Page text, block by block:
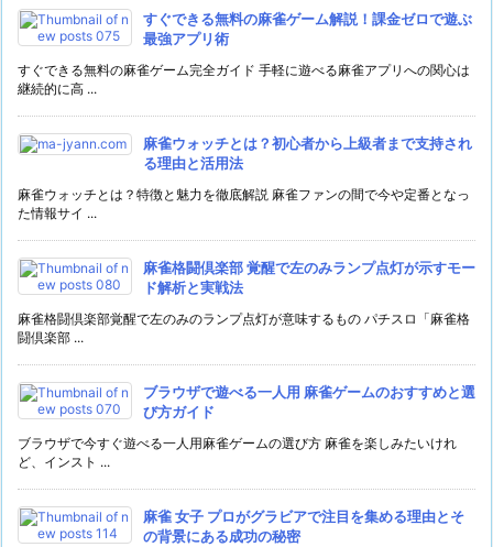
すぐできる無料の麻雀ゲーム解説！課金ゼロで遊ぶ
最強アプリ術
すぐできる無料の麻雀ゲーム完全ガイド 手軽に遊べる麻雀アプリへの関心は
継続的に高 ...
麻雀ウォッチとは？初心者から上級者まで支持され
る理由と活用法
麻雀ウォッチとは？特徴と魅力を徹底解説 麻雀ファンの間で今や定番となっ
た情報サイ ...
麻雀格闘倶楽部 覚醒で左のみランプ点灯が示すモー
ド解析と実戦法
麻雀格闘倶楽部覚醒で左のみのランプ点灯が意味するもの パチスロ「麻雀格
闘倶楽部 ...
ブラウザで遊べる一人用 麻雀ゲームのおすすめと選
び方ガイド
ブラウザで今すぐ遊べる一人用麻雀ゲームの選び方 麻雀を楽しみたいけれ
ど、インスト ...
麻雀 女子 プロがグラビアで注目を集める理由とそ
の背景にある成功の秘密